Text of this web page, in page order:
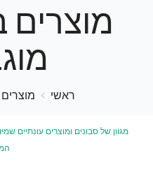
ראשי
מגוון של סבונים ומוצרים עונתיים